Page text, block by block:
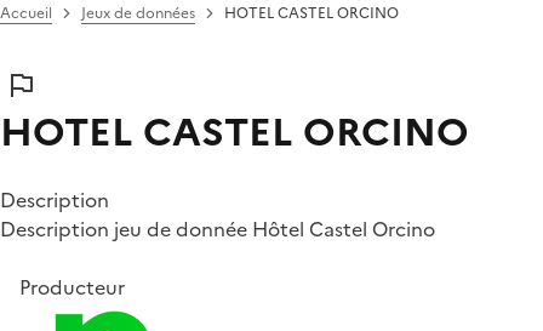
Accueil Jeux de données HOTEL CASTEL ORCINO
HOTEL CASTEL ORCINO
Description
Description jeu de donnée Hôtel Castel Orcino
Producteur